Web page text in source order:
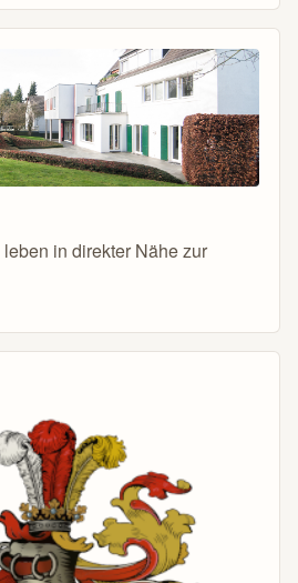
in direkter Nähe zur